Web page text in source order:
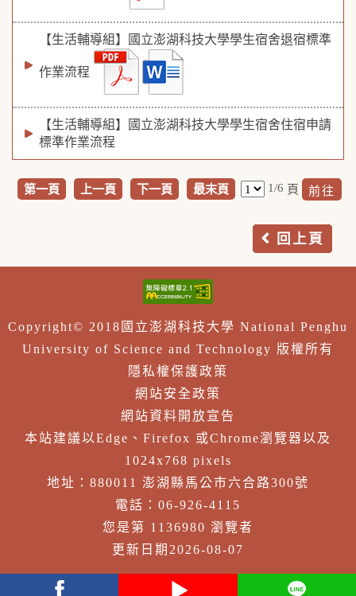
【生活輔導組】國立澎湖科技大學學生宿舍退宿標準
作業流程
【生活輔導組】國立澎湖科技大學學生宿舍住宿申請
標準作業流程
第一頁 上一頁 下一頁 最末頁 1/6 頁
回上頁
Copyright© 2018國立澎湖科技大學 National Penghu
University of Science and Technology 版權所有
隱私權保護政策
網站安全政策
網站資料開放宣告
本站建議以Edge、Firefox 或Chrome瀏覽器以及
1024x768 pixels
地址：880011 澎湖縣馬公市六合路300號
電話：06-926-4115
您是第 1136980 瀏覽者
更新日期2026-08-07